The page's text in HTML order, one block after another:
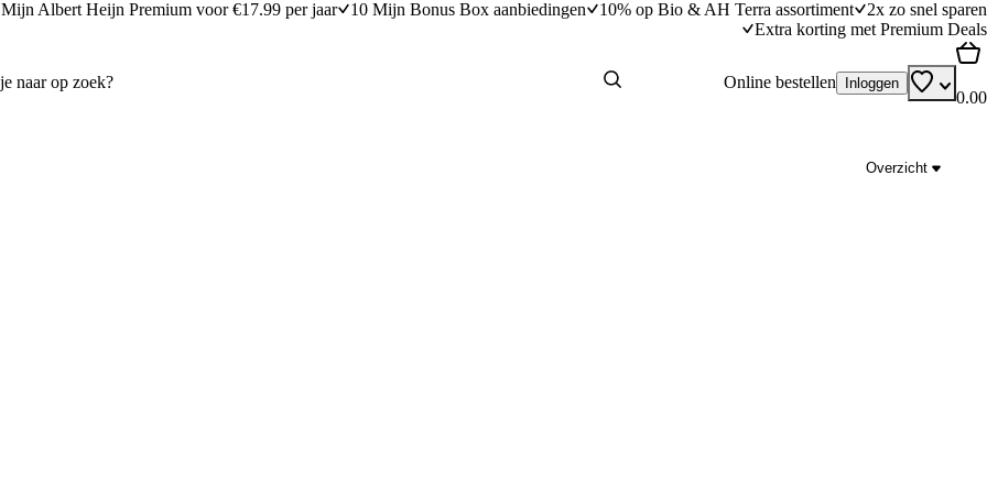
Mijn Albert Heijn Premium voor €17.99 per jaar 10 Mijn Bonus Box aanbiedingen 10% op Bio & AH Terra assortiment
2x zo snel sparen
Extra korting met Premium Deals
Online bestellen Inloggen
0.00
Overzicht